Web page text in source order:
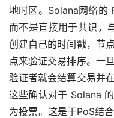
地时区。Solana网络的
而不是直接用于共识，
创建自己的时间戳，节
点来验证交易排序。一
验证者就会结算交易并
这些确认对于 Solana
为投票。这是于PoS结